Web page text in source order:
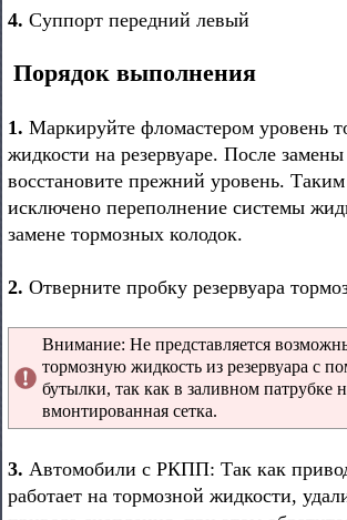
4. Cуппорт передний левый
Порядок выполнения
1. Маркируйте фломастером уровень
жидкости на резервуаре. После
восстановите прежний уровень. Таким
исключено переполнение системы
замене тормозных колодок.
2. Отверните пробку резервуара
Внимание: Не представляется
тормозную жидкость из резервуара с
бутылки, так как в заливном патрубке
вмонтированная сетка.
3. Автомобили с РКПП: Так как
работает на тормозной жидкости,